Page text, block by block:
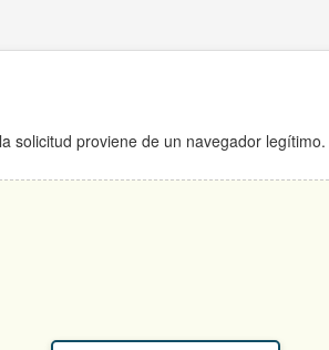
solicitud proviene de un navegador legítimo.